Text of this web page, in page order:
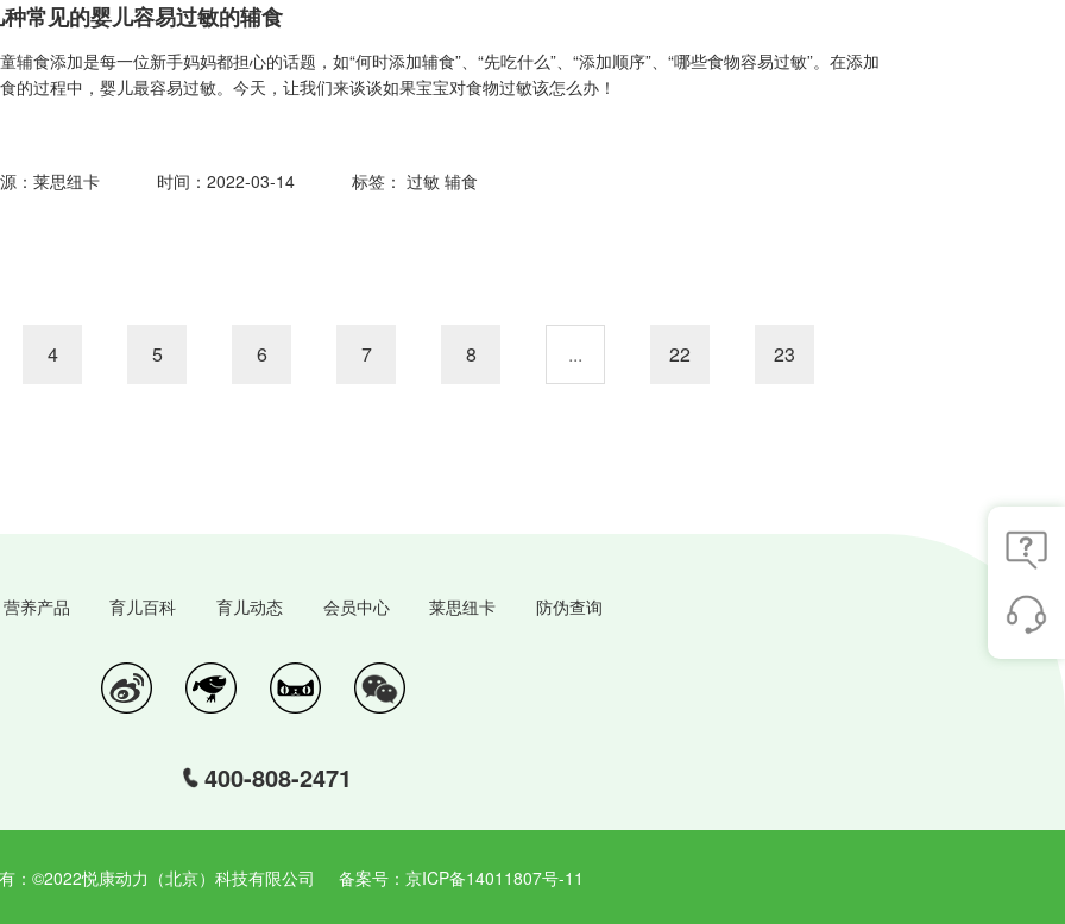
常见的婴儿容易过敏的辅食
辅食添加是每一位新手妈妈都担心的话题，如“何时添加辅食”、“先吃什么”、“添加顺序”、“哪些食物容易过敏”。在添加
的过程中，婴儿最容易过敏。今天，让我们来谈谈如果宝宝对食物过敏该怎么办！
：莱思纽卡 时间：2022-03-14 标签：过敏 辅食
4 5 6 7 8 ... 22 23
营养产品 育儿百科 育儿动态 会员中心 莱思纽卡 防伪查询
400-808-2471
：©2022悦康动力（北京）科技有限公司 备案号：京ICP备14011807号-11